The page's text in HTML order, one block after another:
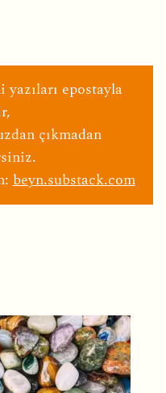
yazıları epostayla
çıkmadan
beyn.substack.com